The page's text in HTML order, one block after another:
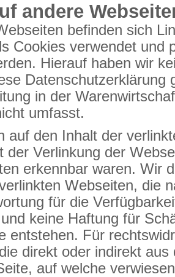
andere
befinden sich
Cookies verwendet und
Hierauf haben wir
in der
umfasst.
auf den Inhalt der
der Verlinkung der
erkennbar waren. Wir
Webseiten, die
für die
keine Haftung für
entstehen. Für
direkt oder indirekt
auf welche